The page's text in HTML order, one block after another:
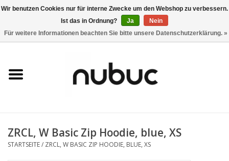
0 Artikel - CHF 0,00
Damen
Accessoires
ZRCL, W Basic Zip Hoodie, blue, XS
STARTSEITE/ ZRCL, W BASIC ZIP HOODIE, BLUE, XS
Wir benutzen Cookies nur für interne Zwecke um den Webshop zu verbessern.
Ist das in Ordnung?
Ja
Nein
Für weitere Informationen beachten Sie bitte unsere Datenschutzerklärung. »